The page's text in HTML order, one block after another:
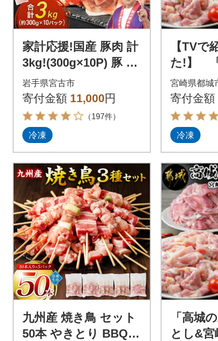
家計応援!国産 豚肉 計
3kg!(300g×10P) 豚 切
り落とし 小分けで便
利
岩手県宮古市
寄付金額 11,000円
（197件）
冷凍
【TVで
た!】
豚切り
産鶏モ
gセット
宮崎県都城
寄付金額
冷凍
九州産 焼き鳥 セット
50本 やきとり BBQ_0
「高城
とし&